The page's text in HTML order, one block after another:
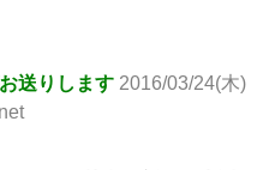
送りします 2016/03/24(木)